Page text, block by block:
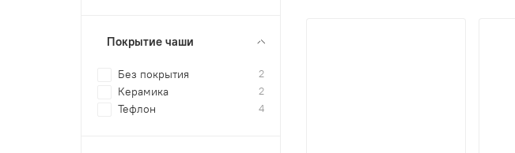
Покрытие чаши
Без покрытия 2
Керамика 2
Тефлон 4